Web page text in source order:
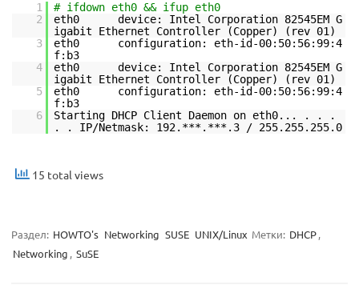
1
# ifdown eth0 && ifup eth0
2
eth0 device: Intel Corporation 82545EM G
igabit Ethernet Controller (Copper) (rev 01)
3
eth0 configuration: eth-id-00:50:56:99:4
f:b3
4
eth0 device: Intel Corporation 82545EM G
igabit Ethernet Controller (Copper) (rev 01)
5
eth0 configuration: eth-id-00:50:56:99:4
f:b3
6
Starting DHCP Client Daemon on eth0... . . .
. . IP/Netmask: 192.***.***.3 / 255.255.255.0
15 total views
Раздел: HOWTO's Networking SUSE UNIX/Linux Метки: DHCP,
Networking , SuSE